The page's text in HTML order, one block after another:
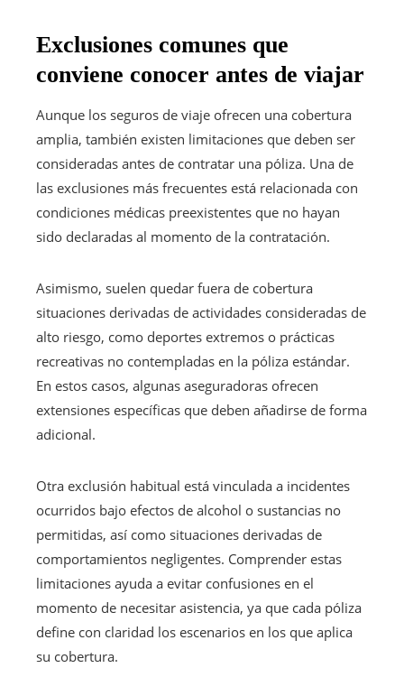
Exclusiones comunes que
conviene conocer antes de viajar
Aunque los seguros de viaje ofrecen una cobertura
amplia, también existen limitaciones que deben ser
consideradas antes de contratar una póliza. Una de
las exclusiones más frecuentes está relacionada con
condiciones médicas preexistentes que no hayan
sido declaradas al momento de la contratación.
Asimismo, suelen quedar fuera de cobertura
situaciones derivadas de actividades consideradas de
alto riesgo, como deportes extremos o prácticas
recreativas no contempladas en la póliza estándar.
En estos casos, algunas aseguradoras ofrecen
extensiones específicas que deben añadirse de forma
adicional.
Otra exclusión habitual está vinculada a incidentes
ocurridos bajo efectos de alcohol o sustancias no
permitidas, así como situaciones derivadas de
comportamientos negligentes. Comprender estas
limitaciones ayuda a evitar confusiones en el
momento de necesitar asistencia, ya que cada póliza
define con claridad los escenarios en los que aplica
su cobertura.